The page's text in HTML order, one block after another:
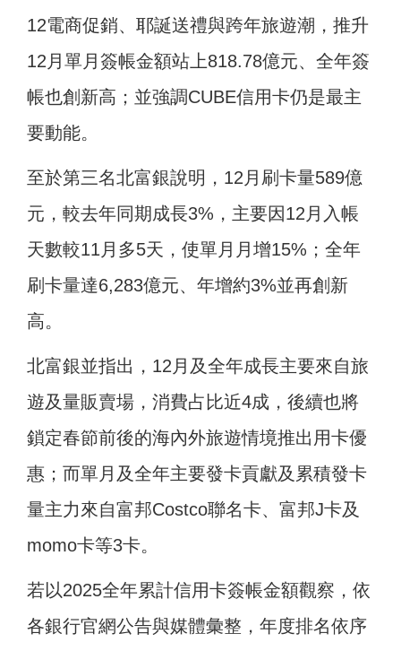
12電商促銷、耶誕送禮與跨年旅遊潮，推升
12月單月簽帳金額站上818.78億元、全年簽
帳也創新高；並強調CUBE信用卡仍是最主
要動能。
至於第三名北富銀說明，12月刷卡量589億
元，較去年同期成長3%，主要因12月入帳
天數較11月多5天，使單月月增15%；全年
刷卡量達6,283億元、年增約3%並再創新
高。
北富銀並指出，12月及全年成長主要來自旅
遊及量販賣場，消費占比近4成，後續也將
鎖定春節前後的海內外旅遊情境推出用卡優
惠；而單月及全年主要發卡貢獻及累積發卡
量主力來自富邦Costco聯名卡、富邦J卡及
momo卡等3卡。
若以2025全年累計信用卡簽帳金額觀察，依
各銀行官網公告與媒體彙整，年度排名依序